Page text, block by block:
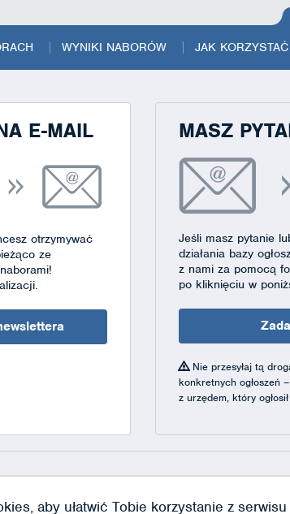
na
WYNIKI NABORÓW JAK
E-MAIL
otrzymywać
ze
MASZ
Jeśli masz pytanie
działania bazy
z nami za pomocą
po kliknięciu w
Nie przesyłaj tą
konkretnych ogłoszeń
z urzędem, który
aby ułatwić Tobie korzystanie z